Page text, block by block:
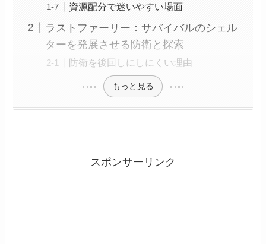
資源配分で迷いやすい場面
ラストファーリー：サバイバルのシェル
ターを発展させる防衛と探索
防衛を後回しにしにくい理由
もっと見る
スポンサーリンク